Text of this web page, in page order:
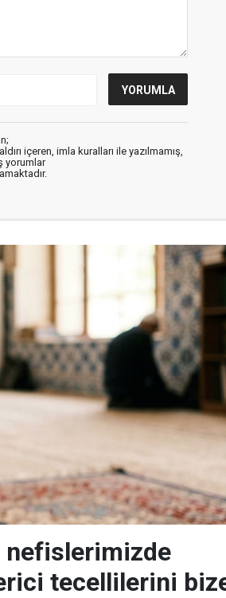
içeren, imla kuralları ile yazılmamış,
yorumlar
nefislerimizde
tecellilerini